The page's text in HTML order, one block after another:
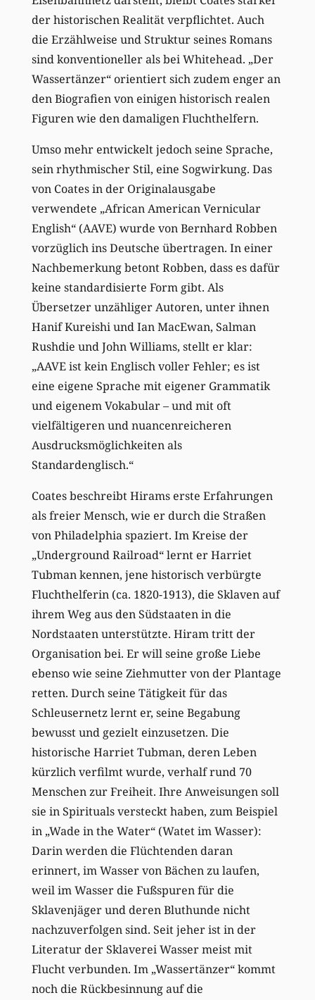
der historischen Realität verpflichtet. Auch
die Erzählweise und Struktur seines Romans
sind konventioneller als bei Whitehead. „Der
Wassertänzer“ orientiert sich zudem enger an
den Biografien von einigen historisch realen
Figuren wie den damaligen Fluchthelfern.
Umso mehr entwickelt jedoch seine Sprache,
sein rhythmischer Stil, eine Sogwirkung. Das
von Coates in der Originalausgabe
verwendete „African American Vernicular
English“ (AAVE) wurde von Bernhard Robben
vorzüglich ins Deutsche übertragen. In einer
Nachbemerkung betont Robben, dass es dafür
keine standardisierte Form gibt. Als
Übersetzer unzähliger Autoren, unter ihnen
Hanif Kureishi und Ian MacEwan, Salman
Rushdie und John Williams, stellt er klar:
„AAVE ist kein Englisch voller Fehler; es ist
eine eigene Sprache mit eigener Grammatik
und eigenem Vokabular – und mit oft
vielfältigeren und nuancenreicheren
Ausdrucksmöglichkeiten als
Standardenglisch.“
Coates beschreibt Hirams erste Erfahrungen
als freier Mensch, wie er durch die Straßen
von Philadelphia spaziert. Im Kreise der
„Underground Railroad“ lernt er Harriet
Tubman kennen, jene historisch verbürgte
Fluchthelferin (ca. 1820-1913), die Sklaven auf
ihrem Weg aus den Südstaaten in die
Nordstaaten unterstützte. Hiram tritt der
Organisation bei. Er will seine große Liebe
ebenso wie seine Ziehmutter von der Plantage
retten. Durch seine Tätigkeit für das
Schleusernetz lernt er, seine Begabung
bewusst und gezielt einzusetzen. Die
historische Harriet Tubman, deren Leben
kürzlich verfilmt wurde, verhalf rund 70
Menschen zur Freiheit. Ihre Anweisungen soll
sie in Spirituals versteckt haben, zum Beispiel
in „Wade in the Water“ (Watet im Wasser):
Darin werden die Flüchtenden daran
erinnert, im Wasser von Bächen zu laufen,
weil im Wasser die Fußspuren für die
Sklavenjäger und deren Bluthunde nicht
nachzuverfolgen sind. Seit jeher ist in der
Literatur der Sklaverei Wasser meist mit
Flucht verbunden. Im „Wassertänzer“ kommt
noch die Rückbesinnung auf die